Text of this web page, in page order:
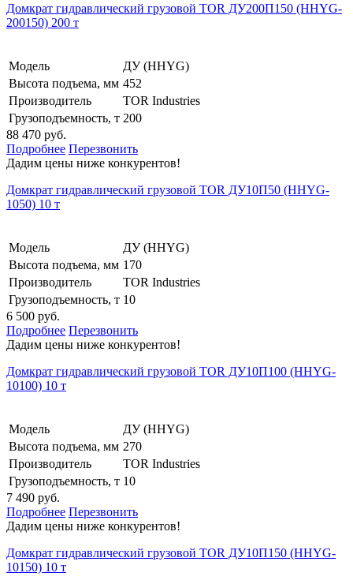
Домкрат гидравлический грузовой TOR ДУ200П150 (HHYG-
200150) 200 т
Модель
ДУ (HHYG)
Высота подъема, мм 452
Производитель
TOR Industries
Грузоподъемность, т 200
88 470 руб.
Подробнее Перезвонить
Дадим цены ниже конкурентов!
Домкрат гидравлический грузовой TOR ДУ10П50 (HHYG-
1050) 10 т
Модель
ДУ (HHYG)
Высота подъема, мм 170
Производитель
TOR Industries
Грузоподъемность, т 10
6 500 руб.
Подробнее Перезвонить
Дадим цены ниже конкурентов!
Домкрат гидравлический грузовой TOR ДУ10П100 (HHYG-
10100) 10 т
Модель
ДУ (HHYG)
Высота подъема, мм 270
Производитель
TOR Industries
Грузоподъемность, т 10
7 490 руб.
Подробнее Перезвонить
Дадим цены ниже конкурентов!
Домкрат гидравлический грузовой TOR ДУ10П150 (HHYG-
10150) 10 т